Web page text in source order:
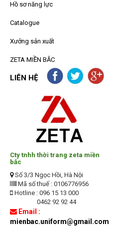
Hồ sơ năng lực
Catalogue
Xưởng sản xuất
ZETA MIỀN BẮC
LIÊN HỆ
Cty tnhh thời trang zeta miền
bắc
Số 3/3 Ngọc Hồi, Hà Nội
Mã số thuế : 0106776956
Hotline : 096 15 13 000
0462 92 92 44
Email :
mienbac.uniform@gmail.com